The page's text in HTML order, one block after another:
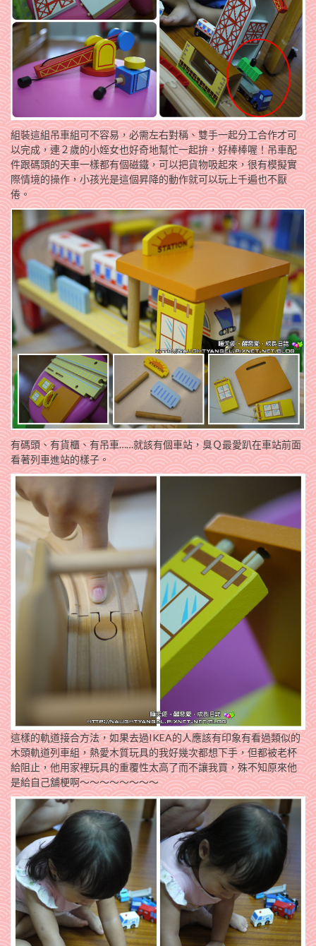
組裝這組吊車組可不容易，必需左右對稱、雙手一起分工合作才可
以完成，連２歲的小姪女也好奇地幫忙一起拚，好棒棒喔！吊車配
件跟碼頭的天車一樣都有個磁鐵，可以把貨物吸起來，很有模擬實
際情境的操作，小孩光是這個昇降的動作就可以玩上千遍也不厭
倦。
有碼頭、有貨櫃、有吊車……就該有個車站，臭Ｑ最愛趴在車站前面
看著列車進站的樣子。
這樣的軌道接合方法，如果去過IKEA的人應該有印象有看過類似的
木頭軌道列車組，熱愛木質玩具的我好幾次都想下手，但都被老杯
給阻止，他用家裡玩具的重覆性太高了而不讓我買，殊不知原來他
是給自己舖梗啊～～～～～～～～